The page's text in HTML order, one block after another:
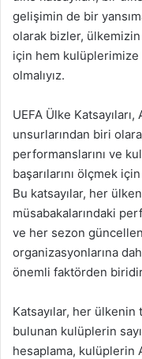
gelişimin de bir
olarak bizler,
için hem kulüplerimize
olmalıyız.
UEFA Ülke
unsurlarından biri
performanslarını ve
başarılarını ölçmek
Bu katsayılar, her
müsabakalarındaki
ve her sezon
organizasyonlarına
önemli faktörden
Katsayılar, her ülkenin
bulunan kulüplerin
hesaplama, kulüplerin